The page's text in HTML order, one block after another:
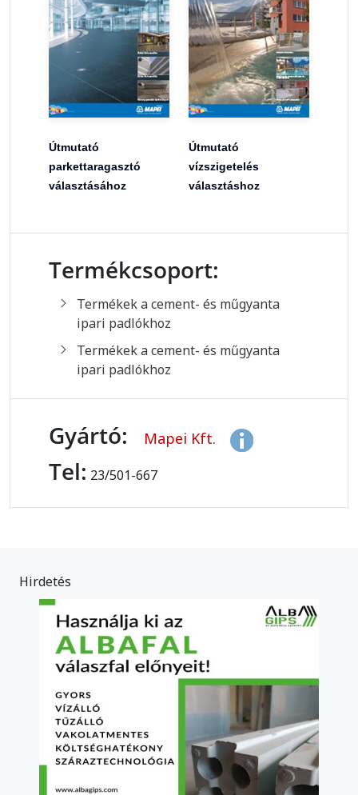
Útmutató
parkettaragasztó
választásához
Útmutató
vízszigetelés
választáshoz
Termékcsoport:
Termékek a cement- és műgyanta
ipari padlókhoz
Termékek a cement- és műgyanta
ipari padlókhoz
Gyártó: Mapei Kft.
Tel: 23/501-667
Hirdetés